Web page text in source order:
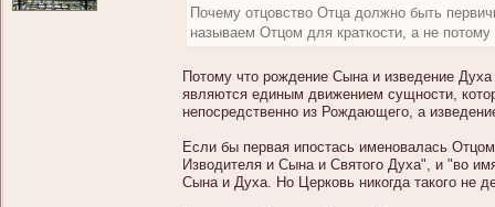
Почему отцовство Отца должно быть
называем Отцом для краткости, а не
Потому что рождение Сына и изведение
являются единым движением сущности,
непосредственно из Рождающего, а
Если бы первая ипостась именовалась
Изводителя и Сына и Святого Духа", и "во
Сына и Духа. Но Церковь никогда такого не